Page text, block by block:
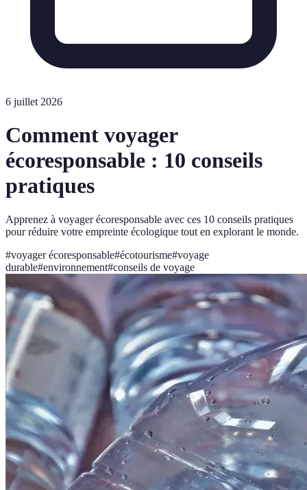
6 juillet 2026
Comment voyager
écoresponsable : 10 conseils
pratiques
Apprenez à voyager écoresponsable avec ces 10 conseils pratiques
pour réduire votre empreinte écologique tout en explorant le monde.
#voyager écoresponsable#écotourisme#voyage
durable#environnement#conseils de voyage